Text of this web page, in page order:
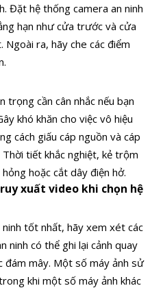
Đặt hệ thống camera an ninh
hạn như cửa trước và cửa
ra, hãy che các điểm
trọng cần cân nhắc nếu bạn
khó khăn cho việc vô hiệu
cách giấu cáp nguồn và cáp
tiết khắc nghiệt, kẻ trộm
hoặc cắt dây điện hở.
xuất video khi chọn hệ
tốt nhất, hãy xem xét các
ninh có thể ghi lại cảnh quay
mây. Một số máy ảnh sử
khi một số máy ảnh khác